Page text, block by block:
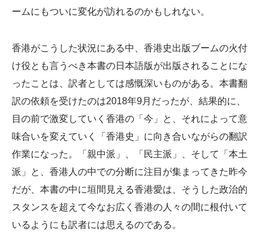
ームにもついに変化が訪れるのかもしれない。
香港がこうした状況にある中、香港史出版ブームの火付
け役とも言うべき本書の日本語版が出版されることにな
ったことは、訳者としては感慨深いものがある。本書翻
訳の依頼を受けたのは2018年9月だったが、結果的に、
目の前で激変していく香港の「今」と、それによって意
味合いを変えていく「香港史」に向き合いながらの翻訳
作業になった。「親中派」、「民主派」、そして「本土
派」と、香港人の中での分断に注目が集まってきた昨今
だが、本書の中に垣間見える香港愛は、そうした政治的
スタンスを超えて今なお広く香港の人々の間に根付いて
いるようにも訳者には思えるのである。